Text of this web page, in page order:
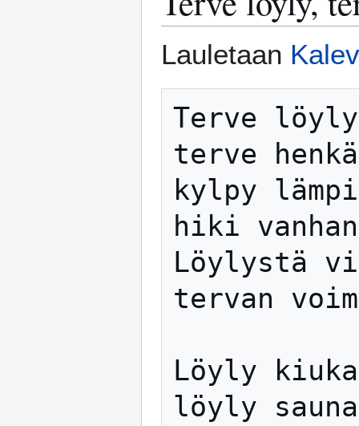
Lauletaan
Terve
terve
kylpy
hiki
Löylystä
tervan
Löyly
löyly